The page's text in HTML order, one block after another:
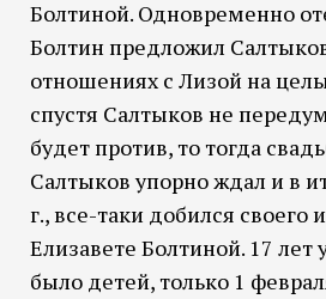
Болтиной. Одновременно
Болтин предложил
отношениях с Лизой на
спустя Салтыков не
будет против, то тогда
Салтыков упорно ждал и в
г., все-таки добился своего
Елизавете Болтиной. 17 лет
было детей, только 1